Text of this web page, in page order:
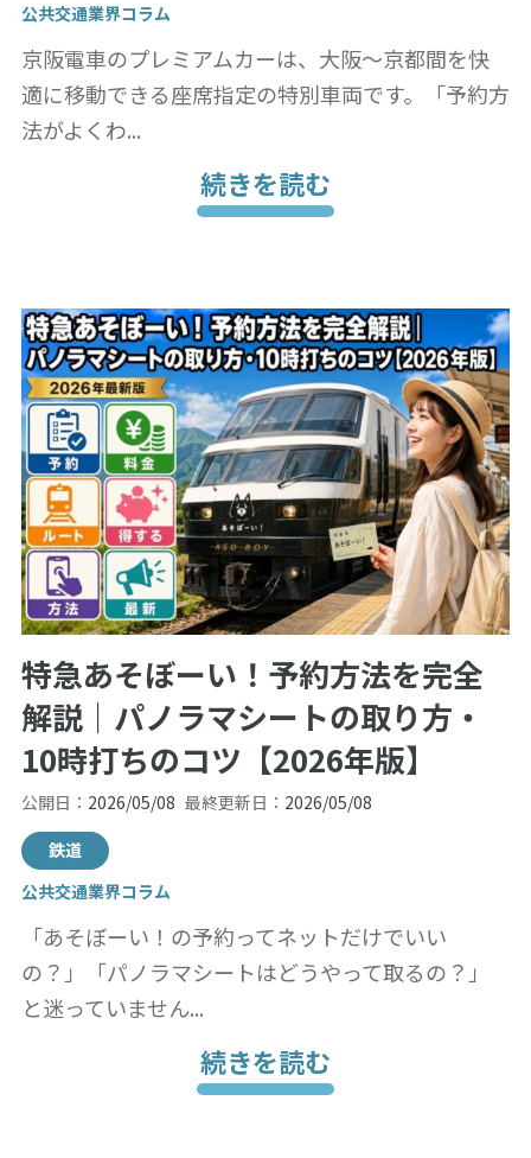
公共交通業界コラム
京阪電車のプレミアムカーは、大阪〜京都間を快
適に移動できる座席指定の特別車両です。「予約方
法がよくわ...
続きを読む
特急あそぼーい！予約方法を完全
解説｜パノラマシートの取り方・
10時打ちのコツ【2026年版】
公開日： 2026/05/08 最終更新日： 2026/05/08
鉄道
公共交通業界コラム
「あそぼーい！の予約ってネットだけでいい
の？」「パノラマシートはどうやって取るの？」
と迷っていません...
続きを読む